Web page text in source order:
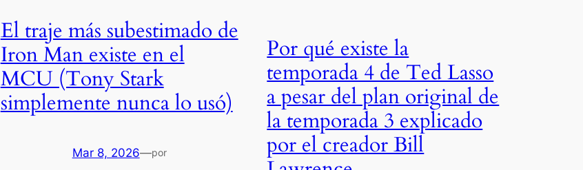
El traje más subestimado de
Iron Man existe en el
MCU (Tony Stark
simplemente nunca lo usó)
Mar 8, 2026—por
Por qué existe la
temporada 4 de Ted Lasso
a pesar del plan original de
la temporada 3 explicado
por el creador Bill